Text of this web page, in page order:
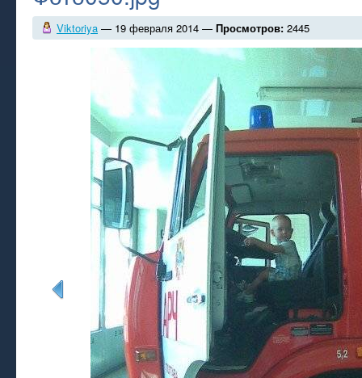
Viktoriya — 19 февраля 2014 — Просмотров: 2445